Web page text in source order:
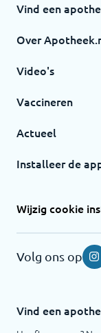
Vind een
Over
Video's
Vaccineren
Actueel
Installeer de
Wijzig cookie
Volg ons op
Vind een